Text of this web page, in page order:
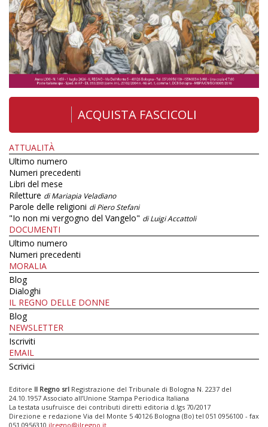
ACQUISTA FASCICOLI
ATTUALITÀ
Ultimo numero
Numeri precedenti
Libri del mese
Riletture di Mariapia Veladiano
Parole delle religioni di Piero Stefani
"Io non mi vergogno del Vangelo" di Luigi Accattoli
DOCUMENTI
Ultimo numero
Numeri precedenti
MORALIA
Blog
Dialoghi
IL REGNO DELLE DONNE
Blog
NEWSLETTER
Iscriviti
EMAIL
Scrivici
Editore Il Regno srl Registrazione del Tribunale di Bologna N. 2237 del
24.10.1957 Associato all’Unione Stampa Periodica Italiana
La testata usufruisce dei contributi diretti editoria d.lgs 70/2017
Direzione e redazione Via del Monte 5 40126 Bologna (Bo) tel 051 0956100 - fax
051 0956310 ilregno@ilregno.it